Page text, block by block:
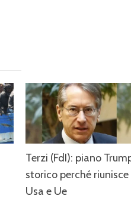
Terzi (FdI): piano
storico perché riunisce
Usa e Ue